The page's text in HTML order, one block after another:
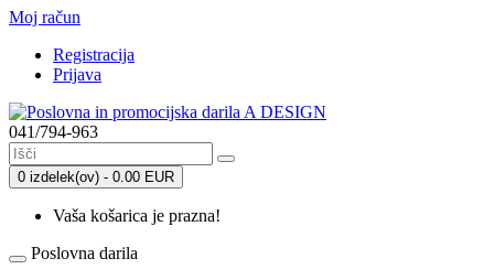
Moj račun
Registracija
Prijava
041/794-963
0 izdelek(ov) - 0.00 EUR
Vaša košarica je prazna!
Poslovna darila